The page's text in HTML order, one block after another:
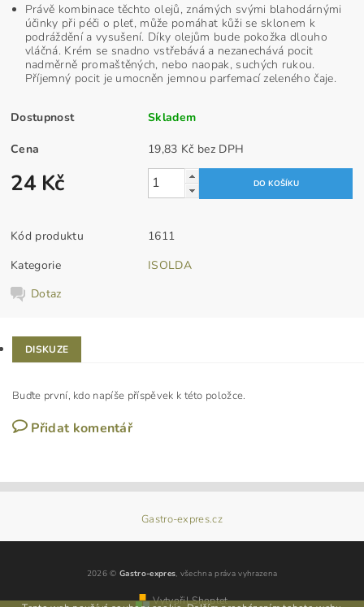
Právě kombinace těchto olejů, známých svými blahodárnými
účinky při péči o pleť, může pomáhat kůži se sklonem k
podráždění a vysušení. Díky olejům bude pokožka dlouho
vláčná. Krém se snadno vstřebává a nezanechává pocit
nadměrně promaštěných, nebo naopak, suchých rukou.
Příjemný pocit je umocněn jemnou parfemací zeleného čaje.
Dostupnost Skladem
Cena 19,83 Kč bez DPH
24 Kč
Kód produktu
1611
Kategorie
ISOLDA
Dotaz
DISKUZE
Buďte první, kdo napíše příspěvek k této položce.
Přidat komentář
Gastro-expres.cz
2026 ©Gastro-expres, všechna práva vyhrazena
Vytvořil Shoptet